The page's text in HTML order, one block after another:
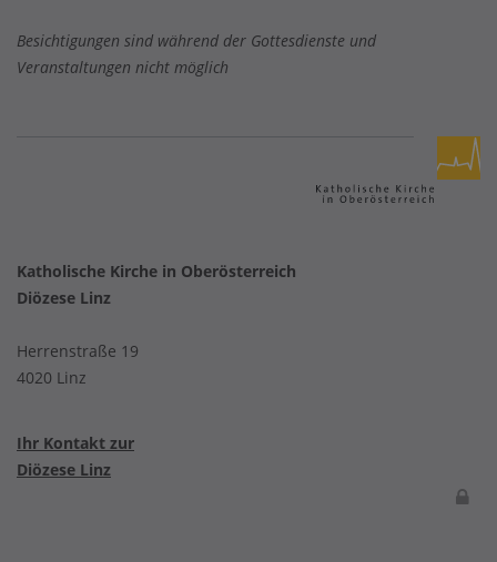
Besichtigungen sind während der Gottesdienste und
Veranstaltungen nicht möglich
Katholische Kirche in Oberösterreich
Diözese Linz
Herrenstraße 19
4020 Linz
Ihr Kontakt zur
Diözese Linz